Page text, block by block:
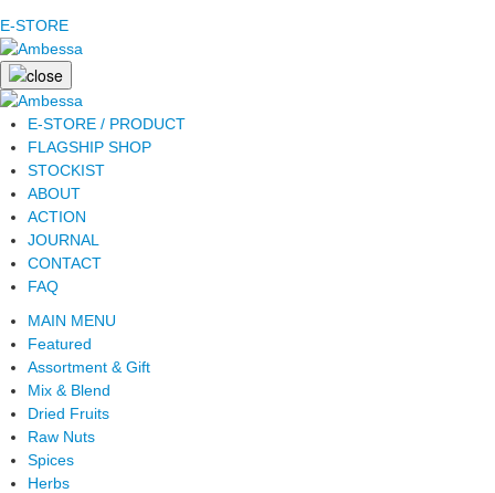
E-STORE
E-STORE / PRODUCT
FLAGSHIP SHOP
STOCKIST
ABOUT
ACTION
JOURNAL
CONTACT
FAQ
MAIN MENU
Featured
Assortment & Gift
Mix & Blend
Dried Fruits
Raw Nuts
Spices
Herbs